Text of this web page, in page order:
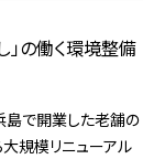
」の働く環境整備
島で開業した老舗の
規模リニューアル